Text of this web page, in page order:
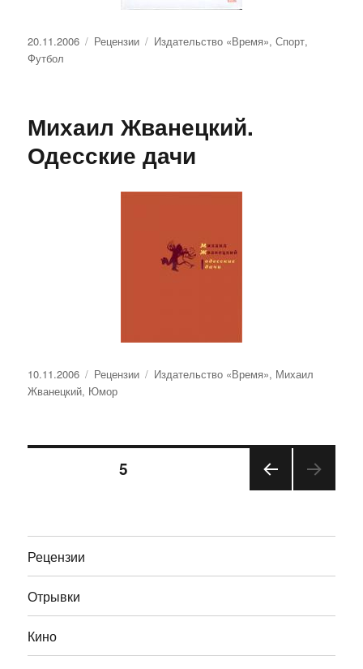
Опубликовано
20.11.2006 Рубрики
Рецензии Метки
Издательство «Время»,Спорт,
Футбол
Михаил Жванецкий.
Одесские дачи
Опубликовано
10.11.2006 Рубрики
Рецензии Метки
Издательство «Время», Михаил
Жванецкий, Юмор
Навигация
записям
НИЦ
СТРАНИЦА5
Рецензии
Отрывки
Кино